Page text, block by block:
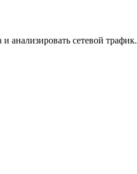
анализировать сетевой трафик.